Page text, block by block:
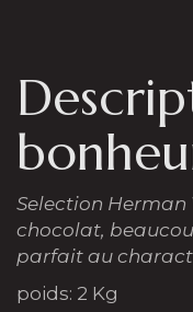
Selection Herman
chocolat,
parfait au
poids: 2 Kg